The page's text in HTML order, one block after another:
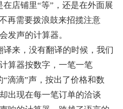
店铺里“等”，还是在外面展
再需要拨浪鼓来招揽注意
发声的计算器。
来，没有翻译的时候，我们
算器按数字，一笔一笔
滴滴”声，按出了价格和数
出现在每一笔订单的洽谈